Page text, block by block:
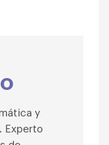
y
Experto